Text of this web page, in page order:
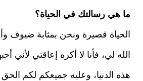
ما هي رسالتك في الحياة؟
الحياة قصيرة ونحن بمثابة ضيوف
الله لي، فأنا لا أكره إعاقتي لأني
هذه الدنيا، وعليه جميعكم لكم